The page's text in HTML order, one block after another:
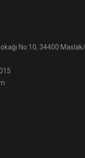
No:10, 34400